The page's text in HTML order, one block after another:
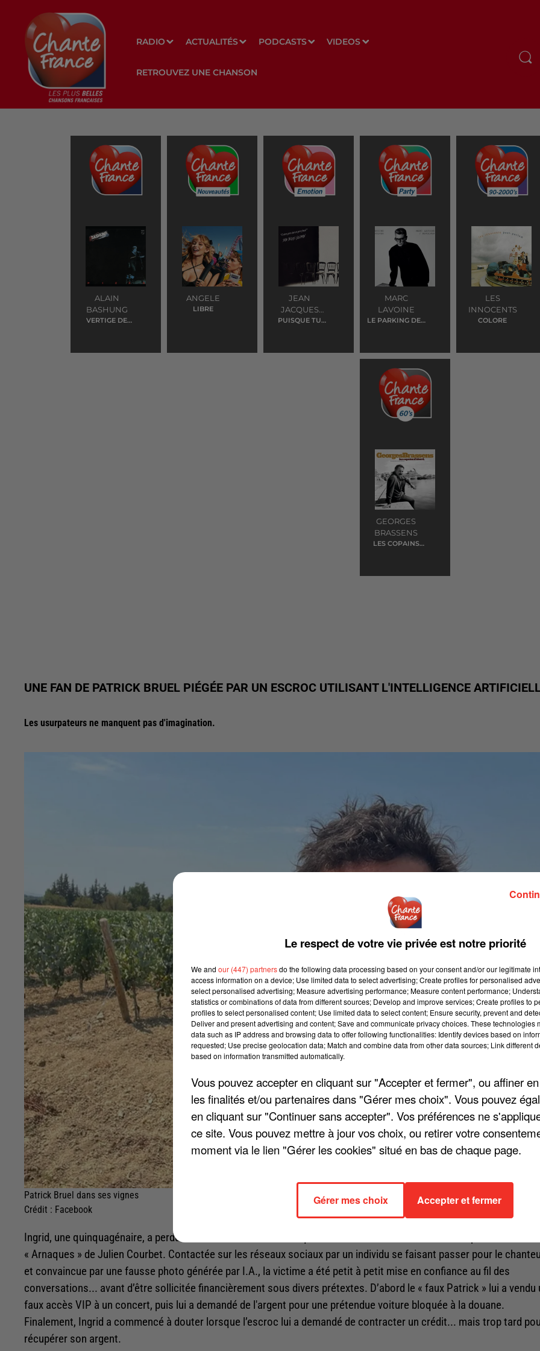
RADIO ACTUALITÉS PODCASTS VIDEOS
RETROUVEZ UNE CHANSON
ALAIN
BASHUNG
VERTIGE DE
ANGELE
LIBRE
JEAN
JACQUES
GOLDMAN
PUISQUE TU
MARC
LAVOINE
LE PARKING DES
LES
INNOCENTS
COLORE
GEORGES
BRASSENS
LES COPAINS
UNE FAN DE PATRICK BRUEL PIÉGÉE PAR UN ESCROC UTILISANT L'INTELLIGENCE
Les usurpateurs ne manquent pas d'imagination.
Patrick Bruel dans ses vignes
Crédit : Facebook
Ingrid, une quinquagénaire, a perdu 5.500 euros dans une arnaque sentimentale. Une affaire révélée par l'émission
« Arnaques » de Julien Courbet. Contactée sur les réseaux sociaux par un individu se faisant passer pour le
et convaincue par une fausse photo générée par I.A., la victime a été petit à petit mise en confiance au fil des
conversations... avant d’être sollicitée financièrement sous divers prétextes. D’abord le « faux Patrick » lui a vendu
faux accès VIP à un concert, puis lui a demandé de l'argent pour une prétendue voiture bloquée à la douane.
Finalement, Ingrid a commencé à douter lorsque l’escroc lui a demandé de contracter un crédit... mais trop tard
récupérer son argent.
Le respect de votre vie privée est notre priorité
We and our (447) partnersdo the following data processing based on your consent and/or our legitimate
access information on a device; Use limited data to select advertising; Create profiles for personalised
select personalised advertising; Measure advertising performance; Measure content performance;
statistics or combinations of data from different sources; Develop and improve services; Create profiles to
profiles to select personalised content; Use limited data to select content; Ensure security, prevent and
Deliver and present advertising and content; Save and communicate privacy choices. These technologies
data such as IP address and browsing data to offer following functionalities: Identify devices based on
requested; Use precise geolocation data; Match and combine data from other data sources; Link different
based on information transmitted automatically.
Vous pouvez accepter en cliquant sur "Accepter et fermer", ou affiner
les finalités et/ou partenaires dans "Gérer mes choix". Vous pouvez
en cliquant sur "Continuer sans accepter". Vos préférences ne
ce site. Vous pouvez mettre à jour vos choix, ou retirer votre
moment via le lien "Gérer les cookies" situé en bas de chaque page.
Gérer mes choix Accepter et fermer